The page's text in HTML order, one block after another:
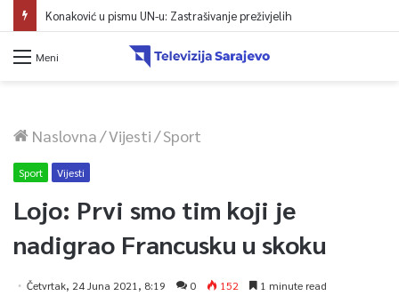
Konaković u pismu UN-u: Zastrašivanje preživjelih
Meni
Naslovna/Vijesti/Sport
Sport Vijesti
Lojo: Prvi smo tim koji je
nadigrao Francusku u skoku
Četvrtak, 24 Juna 2021, 8:19 0 152 1 minute read